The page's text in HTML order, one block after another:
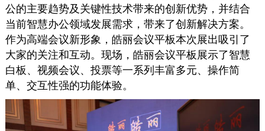
公的主要趋势及关键性技术带来的创新优势，并结合
当前智慧办公领域发展需求，带来了创新解决方案。
作为高端会议新形象，皓丽会议平板本次展出吸引了
大家的关注和互动。现场，皓丽会议平板展示了智慧
白板、视频会议、投票等一系列丰富多元、操作简
单、交互性强的功能体验。